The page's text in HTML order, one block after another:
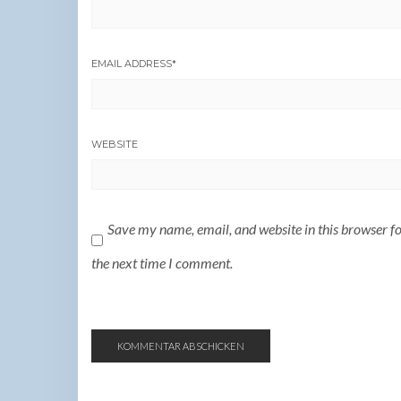
EMAIL ADDRESS*
WEBSITE
Save my name, email, and website in this browser
the next time I comment.